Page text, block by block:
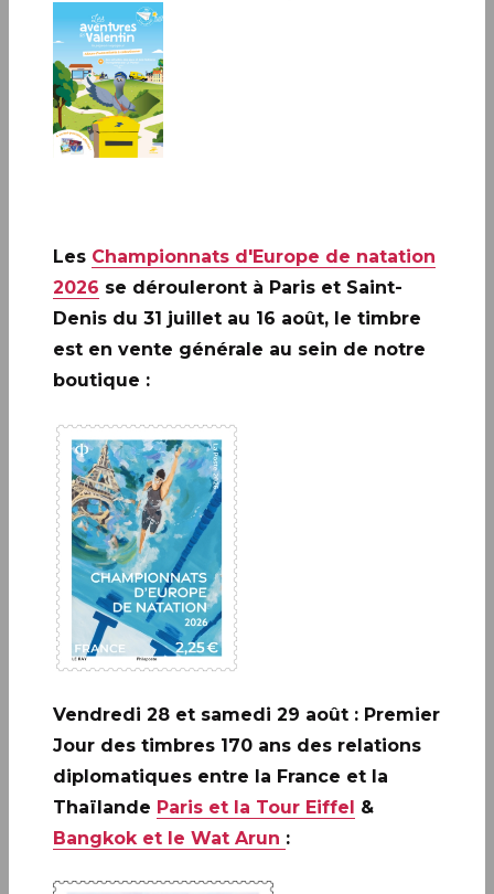
PAPETERIE ET ÉCRITURE
Le Carré d’Encre dispose d’un espace consacré à l’écrit :
TOUTES LES CATÉGORIES
Papeterie
Les évènements de la vie
Les Championnats d'Europe de natation
2026 se dérouleront à Paris et Saint-
Denis du 31 juillet au 16 août, le timbre
est en vente générale au sein de notre
boutique :
Vendredi 28 et samedi 29 août : Premier
Jour des timbres 170 ans des relations
diplomatiques entre la France et la
Thaïlande Paris et la Tour Eiffel &
Bangkok et le Wat Arun :